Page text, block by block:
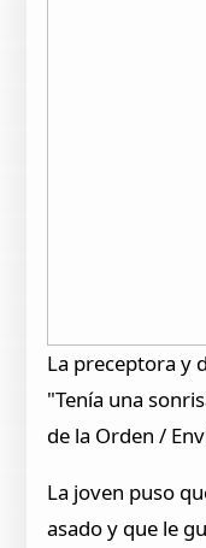
La preceptora y
"Tenía una
de la Orden /
La joven puso
asado y que le